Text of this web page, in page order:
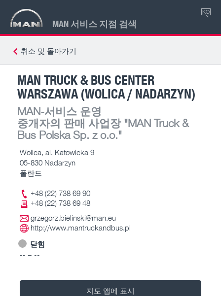
MAN 서비스 지점 검색
KO
취소 및 돌아가기
MAN TRUCK & BUS CENTER
WARSZAWA (WOLICA / NADARZYN)
MAN-서비스 운영
중개자의 판매 사업장"MAN Truck &
Bus Polska Sp. z o.o."
Wolica, al. Katowicka 9
05-830 Nadarzyn
폴란드
+48 (22) 738 69 90
+48 (22) 738 69 48
grzegorz.bielinski@man.eu
http://www.mantruckandbus.pl
닫힘
-- – --
지도 앱에 표시